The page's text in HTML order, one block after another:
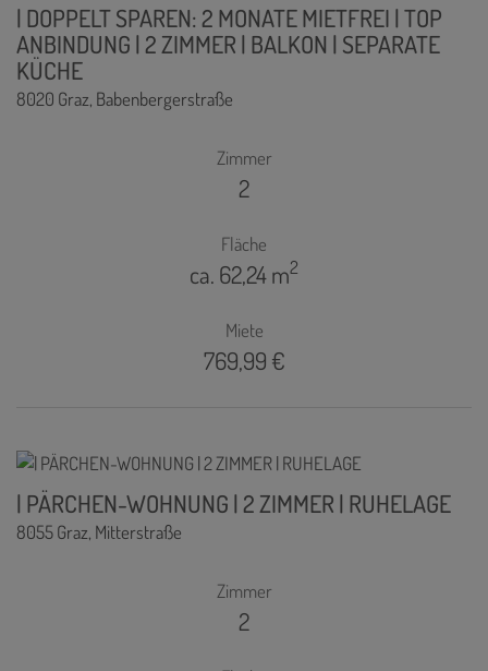
| DOPPELT SPAREN: 2 MONATE MIETFREI | TOP
ANBINDUNG | 2 ZIMMER | BALKON | SEPARATE
KÜCHE
8020 Graz, Babenbergerstraße
Zimmer
2
Fläche
ca. 62,24 m2
Miete
769,99 €
| PÄRCHEN-WOHNUNG | 2 ZIMMER | RUHELAGE
8055 Graz, Mitterstraße
Zimmer
2